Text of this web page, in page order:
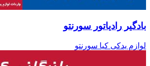
بادگیر رادیاتور سورنتو
لوازم یدکی کیا سورنتو